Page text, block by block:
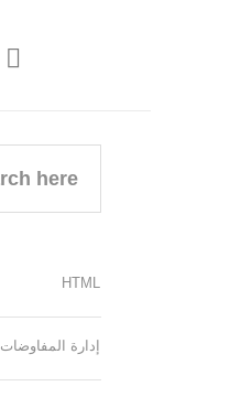
HTML
إدارة المفاوضات